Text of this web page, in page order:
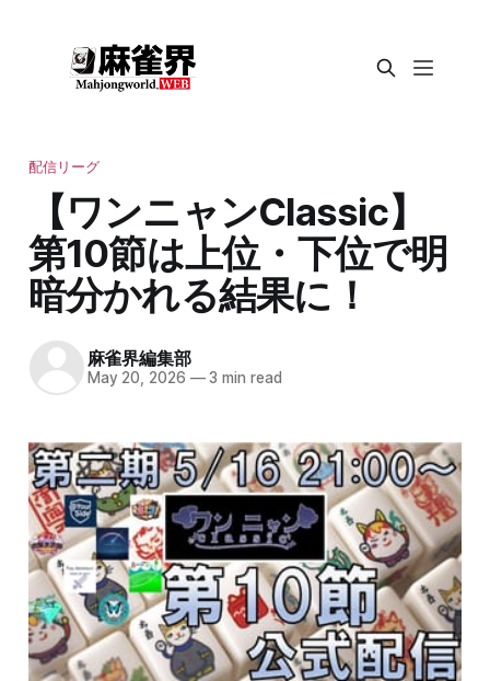
配信リーグ
【ワンニャンClassic】
第10節は上位・下位で明
暗分かれる結果に！
麻雀界編集部
May 20, 2026 —3 min read